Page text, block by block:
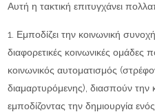
Αυτή η τακτική επιτυγχάνει
Εμποδίζει την κοινωνική
διαφορετικές κοινωνικές
κοινωνικός αυτοματισμός
διαμαρτυρόμενης), διασπούν την
εμποδίζοντας την δημιουργία